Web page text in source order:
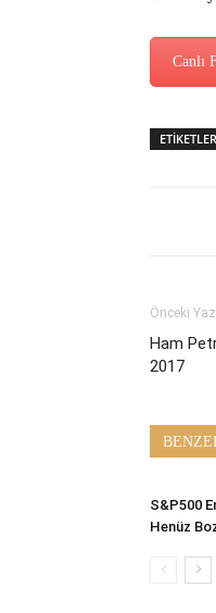
Canlı
ETİKETLER
Önceki
Ham
2017
S&P500
Henüz